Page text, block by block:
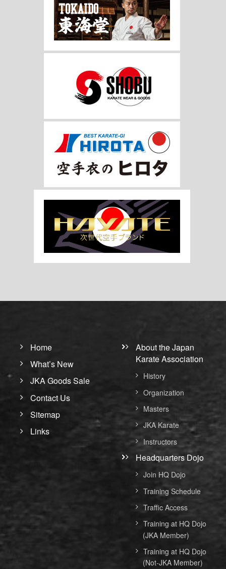
Home
What’s New
JKA Goods Sale
Contact Us
Sitemap
Links
About the Japan
Karate Association
History
Organization
Masters
JKA Karate
Instructors
Headquarters Dojo
Join HQ Dojo
Training Schedule
Traffic Access
Training at HQ Dojo
(JKA Member)
Training at HQ Dojo
(Not-JKA Member)